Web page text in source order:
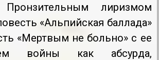
Пронзительным лиризмом
«Альпийская баллада»
«Мертвым не больно» с ее
войны как абсурда,